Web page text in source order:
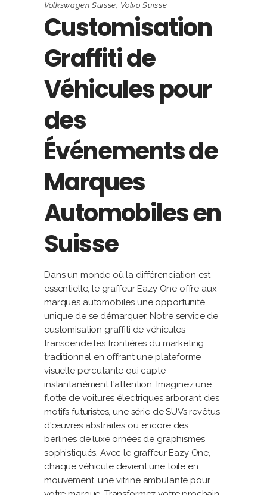
Volkswagen Suisse, Volvo Suisse
Customisation
Graffiti de
Véhicules pour
des
Événements de
Marques
Automobiles en
Suisse
Dans un monde où la différenciation est
essentielle, le graffeur Eazy One offre aux
marques automobiles une opportunité
unique de se démarquer. Notre service de
customisation graffiti de véhicules
transcende les frontières du marketing
traditionnel en offrant une plateforme
visuelle percutante qui capte
instantanément l'attention. Imaginez une
flotte de voitures électriques arborant des
motifs futuristes, une série de SUVs revêtus
d'œuvres abstraites ou encore des
berlines de luxe ornées de graphismes
sophistiqués. Avec le graffeur Eazy One,
chaque véhicule devient une toile en
mouvement, une vitrine ambulante pour